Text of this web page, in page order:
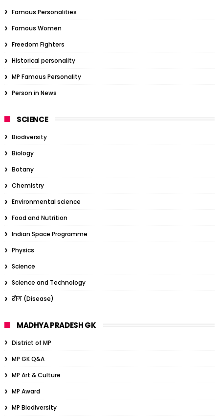
Famous Personalities
Famous Women
Freedom Fighters
Historical personality
MP Famous Personality
Person in News
SCIENCE
Biodiversity
Biology
Botany
Chemistry
Environmental science
Food and Nutrition
Indian Space Programme
Physics
Science
Science and Technology
रोग (Disease)
MADHYA PRADESH GK
District of MP
MP GK Q&A
MP Art & Culture
MP Award
MP Biodiversity